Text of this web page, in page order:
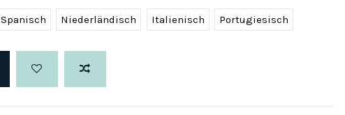
Spanisch Niederländisch Italienisch Portugiesisch